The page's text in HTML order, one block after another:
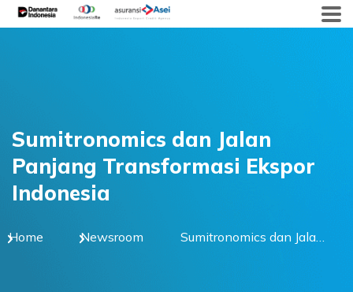
Skip
to
Sumitronomics dan Jalan
Panjang Transformasi Ekspor
Indonesia
Home Newsroom
Sumitronomics dan Jalan